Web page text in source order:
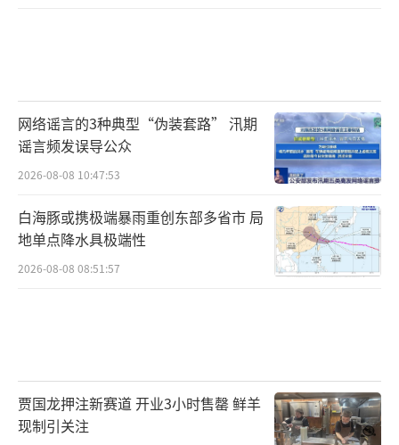
网络谣言的3种典型“伪装套路” 汛期
谣言频发误导公众
2026-08-08 10:47:53
白海豚或携极端暴雨重创东部多省市 局
地单点降水具极端性
2026-08-08 08:51:57
贾国龙押注新赛道 开业3小时售罄 鲜羊
现制引关注